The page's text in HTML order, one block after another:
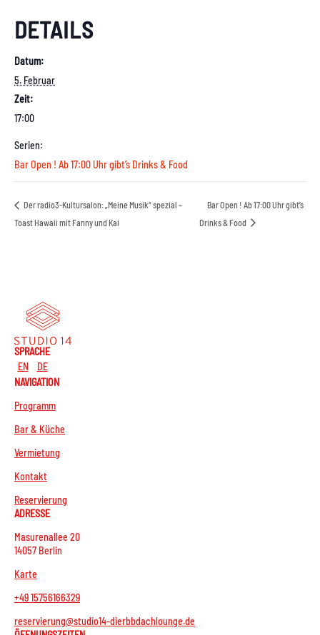
DETAILS
Datum:
5. Februar
Zeit:
17:00
Serien:
Bar Open ! Ab 17:00 Uhr gibt’s Drinks & Food
Der radio3-Kultursalon: „Meine Musik“ spezial –
Toast Hawaii mit Fanny und Kai
Bar Open ! Ab 17:00 Uhr gibt’s
Drinks & Food
SPRACHE
EN
DE
NAVIGATION
Programm
Bar & Küche
Vermietung
Kontakt
Reservierung
ADRESSE
Masurenallee 20
14057 Berlin
Karte
+49 15756166329
reservierung@studio14-dierbbdachlounge.de